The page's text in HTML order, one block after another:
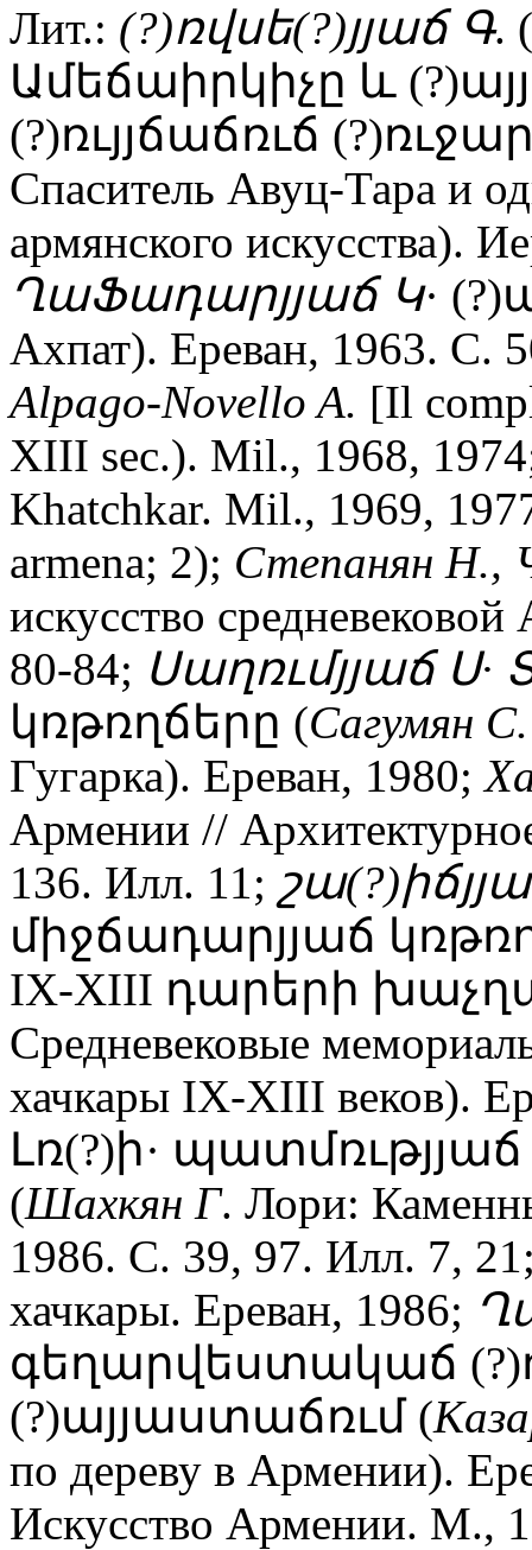
Лит.: (?)ռվսե(?)յյաճ Գ.
Ամեճաիրկիչը և
(?)ռւյյճաճռւճ
Спаситель Авуц-Тара и
армянского искусства).
ՂաՖադարյյաճ Կ·
Ахпат). Ереван, 1963. С.
Alpago-Novello A. [Il
XIII sec.). Mil., 1968,
Khatchkar. Mil., 1969,
armena; 2); Степанян Н.,
искусство
80-84; Սաղռւմյյաճ Ս·
կռթռղճերը (Сагумян
Гугарка). Ереван, 1980;
Армении //
136. Илл. 11;
միջճադարյյաճ
IX-XIII դարերի
Средневековые
хачкары IX-XIII веков).
Լռ(?)ի·
(Шахкян Г. Лори:
1986. С. 39, 97. Илл. 7,
хачкары. Ереван, 1986;
գեղարվեստակաճ
(?)այյաստաճռւմ (
по дереву в Армении).
Искусство Армении. М.,